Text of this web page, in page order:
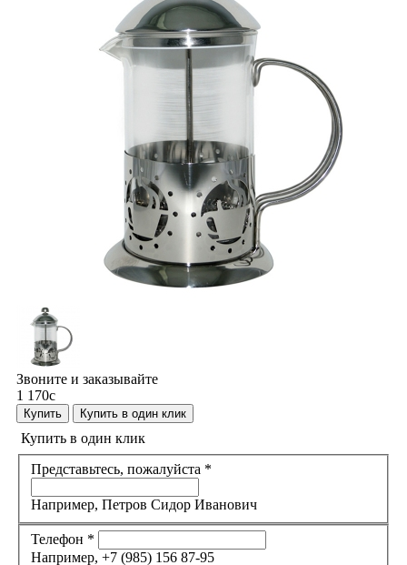
Звоните и заказывайте
1 170c
Купить Купить в один клик
Купить в один клик
Представьтесь, пожалуйста *
Например, Петров Сидор Иванович
Телефон *
Например, +7 (985) 156 87-95